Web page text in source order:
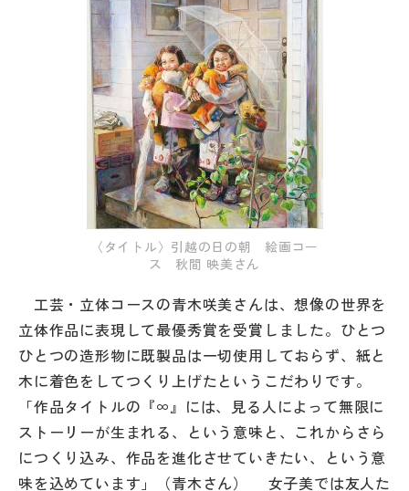
〈タイトル〉引越の日の朝 絵画コー
ス 秋間 映美さん
工芸・立体コースの青木咲美さんは、想像の世界を
立体作品に表現して最優秀賞を受賞しました。ひとつ
ひとつの造形物に既製品は一切使用しておらず、紙と
木に着色をしてつくり上げたというこだわりです。
「作品タイトルの『∞』には、見る人によって無限に
ストーリーが生まれる、という意味と、これからさら
につくり込み、作品を進化させていきたい、という意
味を込めています」（青木さん） 女子美では友人た